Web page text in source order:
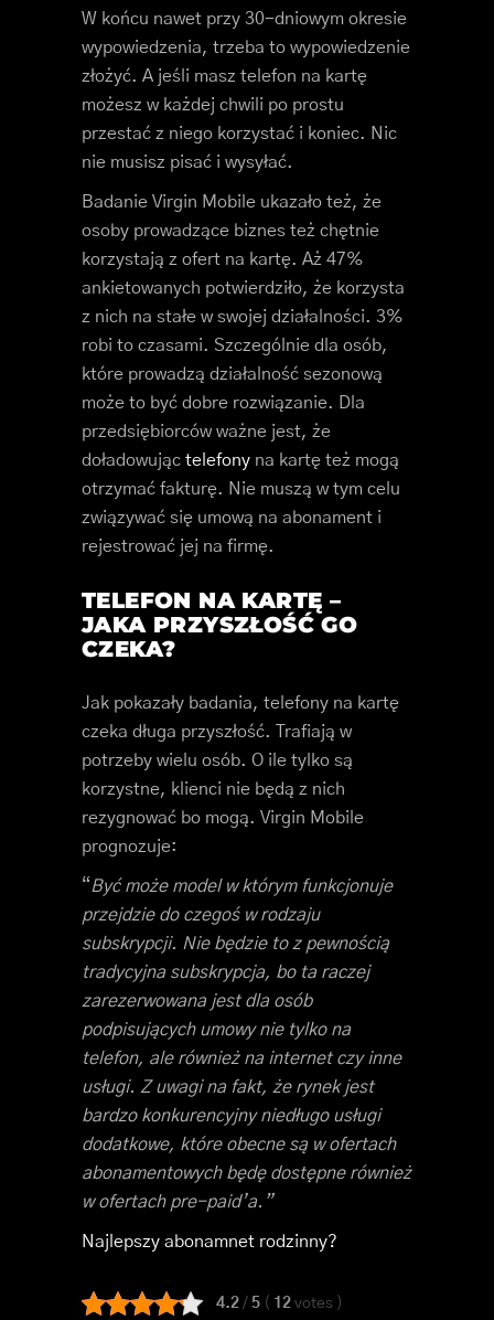
W końcu nawet przy 30-dniowym okresie
wypowiedzenia, trzeba to wypowiedzenie
złożyć. A jeśli masz telefon na kartę
możesz w każdej chwili po prostu
przestać z niego korzystać i koniec. Nic
nie musisz pisać i wysyłać.
Badanie Virgin Mobile ukazało też, że
osoby prowadzące biznes też chętnie
korzystają z ofert na kartę. Aż 47%
ankietowanych potwierdziło, że korzysta
z nich na stałe w swojej działalności. 3%
robi to czasami. Szczególnie dla osób,
które prowadzą działalność sezonową
może to być dobre rozwiązanie. Dla
przedsiębiorców ważne jest, że
doładowując telefony na kartę też mogą
otrzymać fakturę. Nie muszą w tym celu
związywać się umową na abonament i
rejestrować jej na firmę.
TELEFON NA KARTĘ –
JAKA PRZYSZŁOŚĆ GO
CZEKA?
Jak pokazały badania, telefony na kartę
czeka długa przyszłość. Trafiają w
potrzeby wielu osób. O ile tylko są
korzystne, klienci nie będą z nich
rezygnować bo mogą. Virgin Mobile
prognozuje:
“Być może model w którym funkcjonuje
przejdzie do czegoś w rodzaju
subskrypcji. Nie będzie to z pewnością
tradycyjna subskrypcja, bo ta raczej
zarezerwowana jest dla osób
podpisujących umowy nie tylko na
telefon, ale również na internet czy inne
usługi. Z uwagi na fakt, że rynek jest
bardzo konkurencyjny niedługo usługi
dodatkowe, które obecne są w ofertach
abonamentowych będę dostępne również
w ofertach pre-paid’a.”
Najlepszy abonamnet rodzinny?
4.2 / 5 ( 12 votes )